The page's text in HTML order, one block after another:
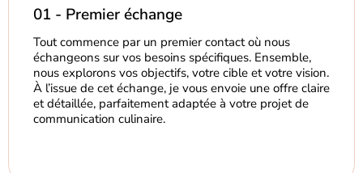
01 - Premier échange
Tout commence par un premier contact où nous
échangeons sur vos besoins spécifiques. Ensemble,
nous explorons vos objectifs, votre cible et votre vision.
À l’issue de cet échange, je vous envoie une offre claire
et détaillée, parfaitement adaptée à votre projet de
communication culinaire.